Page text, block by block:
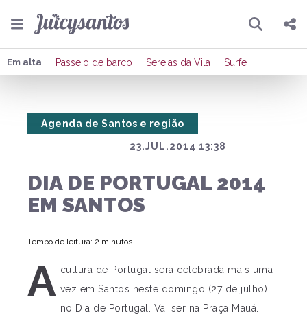
Pesquisar
Compartilhar
Publicar no X
Em alta Passeio de barco Sereias da Vila Surfe
23.JUL.2014 13:38
Agenda de Santos e região
DIA DE PORTUGAL 2014
EM SANTOS
Tempo de leitura: 2 minutos
A cultura de Portugal será celebrada mais uma
vez em Santos neste domingo (27 de julho)
no Dia de Portugal. Vai ser na Praça Mauá.